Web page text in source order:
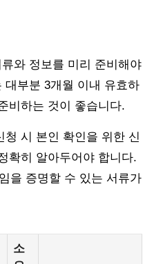
와 정보를 미리 준비해야
대부분 3개월 이내 유효하
비하는 것이 좋습니다.
청 시 본인 확인을 위한 신
확히 알아두어야 합니다.
을 증명할 수 있는 서류가
소